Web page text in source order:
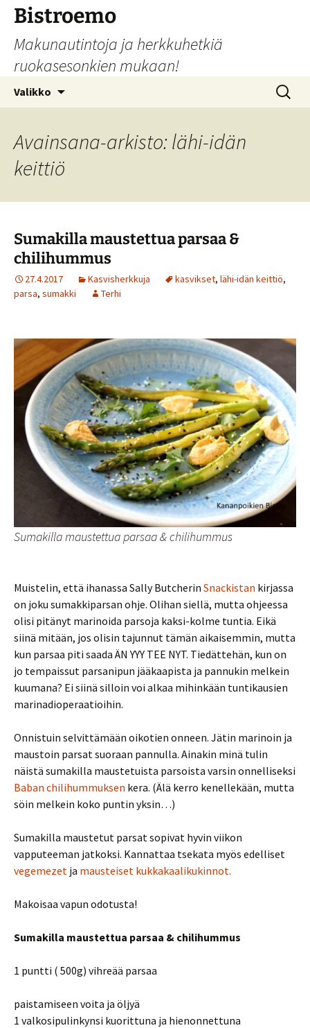
Siirry
sisältöön
Bistroemo
Makunautintoja ja herkkuhetkiä
ruokasesonkien mukaan!
Valikko Haku:
Avainsana-arkisto: lähi-idän
keittiö
Sumakilla maustettua parsaa &
chilihummus
27.4.2017 Kasvisherkkuja kasvikset, lähi-idän keittiö,
parsa, sumakki Terhi
Sumakilla maustettua parsaa & chilihummus
Muistelin, että ihanassa Sally Butcherin Snackistan kirjassa
on joku sumakkiparsan ohje. Olihan siellä, mutta ohjeessa
olisi pitänyt marinoida parsoja kaksi-kolme tuntia. Eikä
siinä mitään, jos olisin tajunnut tämän aikaisemmin, mutta
kun parsaa piti saada ÄN YYY TEE NYT. Tiedättehän, kun on
jo tempaissut parsanipun jääkaapista ja pannukin melkein
kuumana? Ei siinä silloin voi alkaa mihinkään tuntikausien
marinadioperaatioihin.
Onnistuin selvittämään oikotien onneen. Jätin marinoin ja
maustoin parsat suoraan pannulla. Ainakin minä tulin
näistä sumakilla maustetuista parsoista varsin onnelliseksi
Baban chilihummuksen kera. (Älä kerro kenellekään, mutta
söin melkein koko puntin yksin…)
Sumakilla maustetut parsat sopivat hyvin viikon
vapputeeman jatkoksi. Kannattaa tsekata myös edelliset
vegemezet ja mausteiset kukkakaalikukinnot.
Makoisaa vapun odotusta!
Sumakilla maustettua parsaa & chilihummus
1 puntti ( 500g) vihreää parsaa
paistamiseen voita ja öljyä
1 valkosipulinkynsi kuorittuna ja hienonnettuna